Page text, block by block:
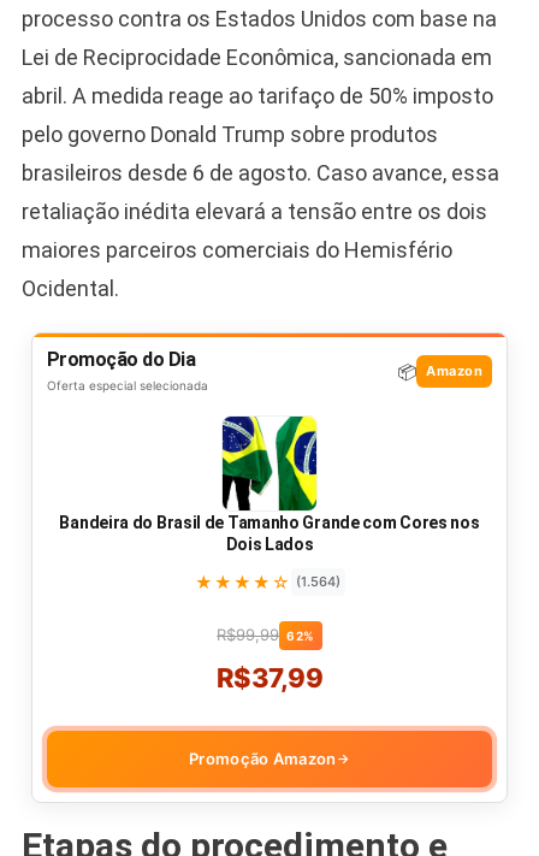
processo contra os Estados Unidos com base na
Lei de Reciprocidade Econômica, sancionada em
abril. A medida reage ao tarifaço de 50% imposto
pelo governo Donald Trump sobre produtos
brasileiros desde 6 de agosto. Caso avance, essa
retaliação inédita elevará a tensão entre os dois
maiores parceiros comerciais do Hemisfério
Ocidental.
Promoção do Dia
Oferta especial selecionada
📦 Amazon
Bandeira do Brasil de Tamanho Grande com Cores nos
Dois Lados
★★★★☆ (1.564)
R$99,99 62%
R$37,99
Promoção Amazon →
Etapas do procedimento e